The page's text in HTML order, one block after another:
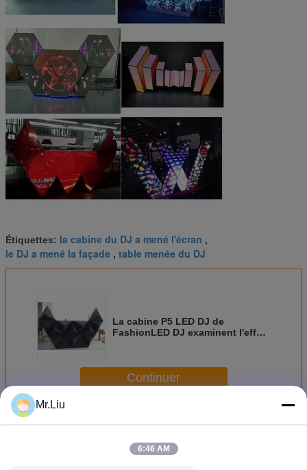
Étiquettes: la cabine du DJ a mené l'écran ,
le DJ a mené la façade , table menée du DJ
La cabine P5 LED DJ de
FashionLED DJ examinent l'effet
Continuer
PlusCabine de LED DJ
Mr.Liu
6:46 AM